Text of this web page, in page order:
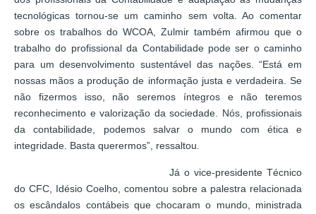
tecnológicas tornou-se um caminho sem volta. Ao comentar
sobre os trabalhos do WCOA, Zulmir também afirmou que o
trabalho do profissional da Contabilidade pode ser o caminho
para um desenvolvimento sustentável das nações. “Está em
nossas mãos a produção de informação justa e verdadeira. Se
não fizermos isso, não seremos íntegros e não teremos
reconhecimento e valorização da sociedade. Nós, profissionais
da contabilidade, podemos salvar o mundo com ética e
integridade. Basta querermos”, ressaltou.
Já o vice-presidente Técnico
do CFC, Idésio Coelho, comentou sobre a palestra relacionada
os escândalos contábeis que chocaram o mundo, ministrada